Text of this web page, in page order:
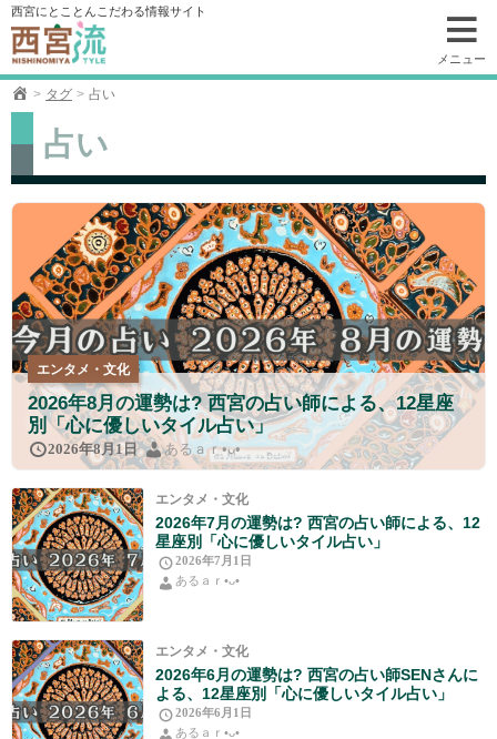
コ
ン
テ
ン
ツ
動
西宮にとことんこだわる情報サイト
メニュー
タグ 占い
占い
エンタメ・文化
2026年8月の運勢は? 西宮の占い師による、12星座
別「心に優しいタイル占い」
2026年8月1日 あるａｒ•⁠ᴗ⁠•⁠
エンタメ・文化
2026年7月の運勢は? 西宮の占い師による、12
星座別「心に優しいタイル占い」
2026年7月1日
あるａｒ•⁠ᴗ⁠•⁠
エンタメ・文化
2026年6月の運勢は? 西宮の占い師SENさんに
よる、12星座別「心に優しいタイル占い」
2026年6月1日
あるａｒ•⁠ᴗ⁠•⁠